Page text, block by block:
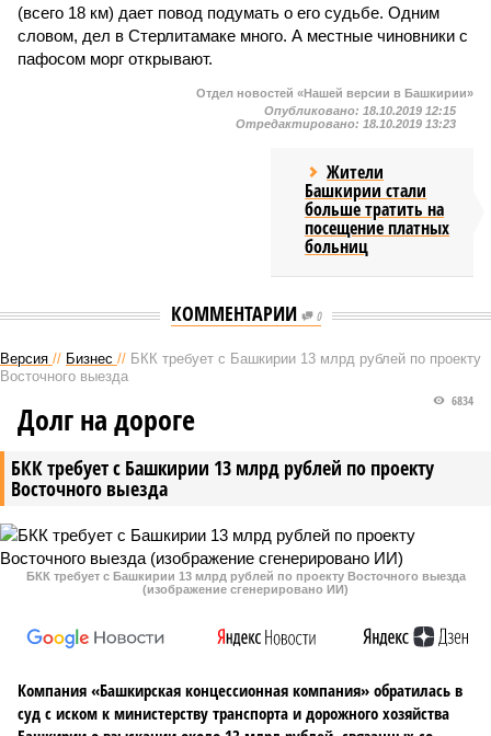
(всего 18 км) дает повод подумать о его судьбе. Одним
словом, дел в Стерлитамаке много. А местные чиновники с
пафосом морг открывают.
Отдел новостей «Нашей версии в Башкирии»
Опубликовано: 18.10.2019 12:15
Отредактировано: 18.10.2019 13:23
Жители
Башкирии стали
больше тратить на
посещение платных
больниц
КОММЕНТАРИИ 0
Версия // Бизнес // БКК требует с Башкирии 13 млрд рублей по проекту
Восточного выезда
БКК требует с Башкирии 13 млрд рублей по проекту
Восточного выезда
6834
Долг на дороге
БКК требует с Башкирии 13 млрд рублей по проекту Восточного выезда
(изображение сгенерировано ИИ)
Компания «Башкирская концессионная компания» обратилась в
суд с иском к министерству транспорта и дорожного хозяйства